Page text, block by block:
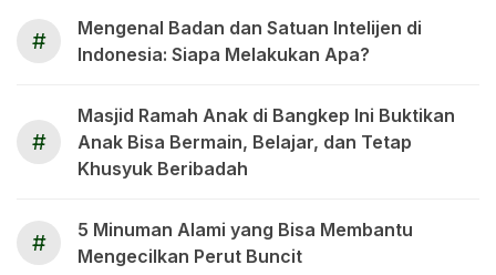
#
Mengenal Badan dan Satuan Intelijen di
Indonesia: Siapa Melakukan Apa?
#
Masjid Ramah Anak di Bangkep Ini Buktikan
Anak Bisa Bermain, Belajar, dan Tetap
Khusyuk Beribadah
#
5 Minuman Alami yang Bisa Membantu
Mengecilkan Perut Buncit